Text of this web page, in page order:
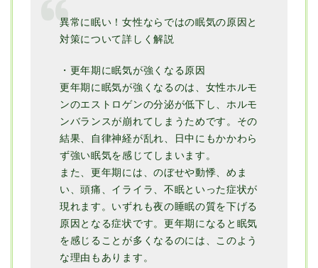
異常に眠い！女性ならではの眠気の原因と
対策について詳しく解説
・更年期に眠気が強くなる原因
更年期に眠気が強くなるのは、女性ホルモ
ンのエストロゲンの分泌が低下し、ホルモ
ンバランスが崩れてしまうためです。その
結果、自律神経が乱れ、日中にもかかわら
ず強い眠気を感じてしまいます。
また、更年期には、のぼせや動悸、めま
い、頭痛、イライラ、不眠といった症状が
現れます。いずれも夜の睡眠の質を下げる
原因となる症状です。更年期になると眠気
を感じることが多くなるのには、このよう
な理由もあります。